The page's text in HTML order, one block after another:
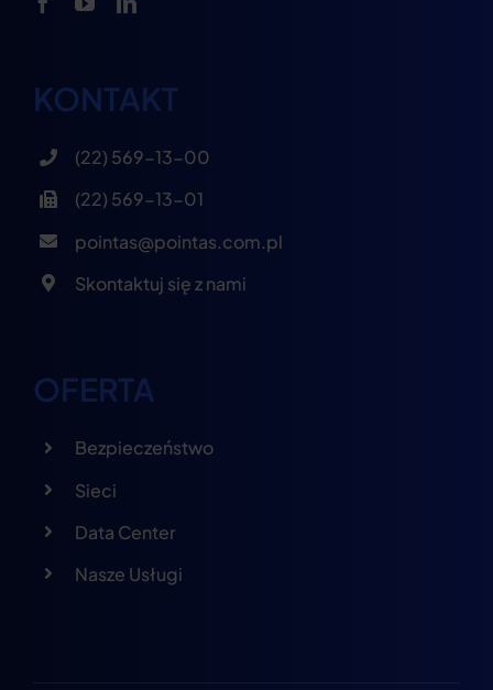
KONTAKT
(22) 569-13-00
(22) 569-13-01
pointas@pointas.com.pl
Skontaktuj się z nami
OFERTA
Bezpieczeństwo
Sieci
Data Center
Nasze Usługi